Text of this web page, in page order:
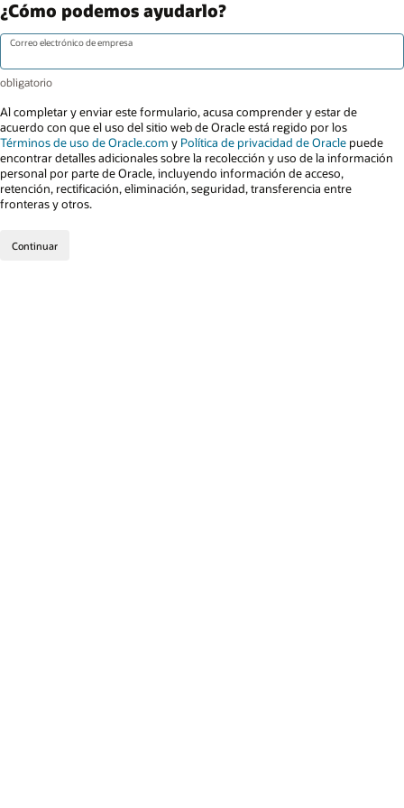
¿Cómo podemos ayudarlo?
Correo electrónico de empresa
Al completar y enviar este formulario, acusa comprender y estar de
acuerdo con que el uso del sitio web de Oracle está regido por los
Términos de uso de Oracle.com y Política de privacidad de Oracle puede
encontrar detalles adicionales sobre la recolección y uso de la información
personal por parte de Oracle, incluyendo información de acceso,
retención, rectificación, eliminación, seguridad, transferencia entre
fronteras y otros.
Continuar